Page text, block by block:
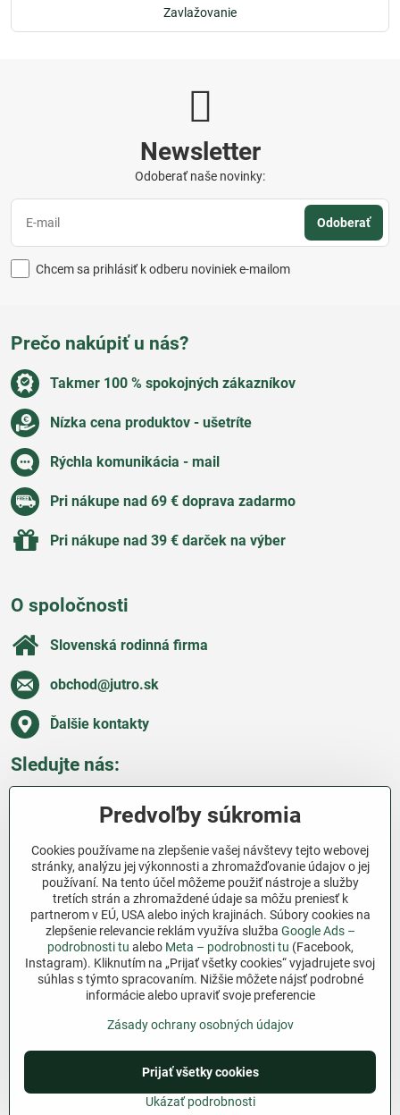
Zavlažovanie
Newsletter
Odoberať naše novinky:
Odoberať
Chcem sa prihlásiť k odberu noviniek e-mailom
Prečo nakúpiť u nás?
Takmer 100 % spokojných zákazníkov
Nízka cena produktov - ušetríte
Rýchla komunikácia - mail
Pri nákupe nad 69 € doprava zadarmo
Pri nákupe nad 39 € darček na výber
O spoločnosti
Slovenská rodinná firma
obchod​@jutro​.sk
Ďalšie kontakty
Sledujte nás:
Všetko o nákupe
Ďakujeme za podporu
Sme slovenský e-shop bez dotácií​. Fungujeme len
vďaka vám – ľuďom, ktorí veria v poctivú prácu a
lásku k pôde​. Každý nákup na Jutro​.sk nám pomáha
pokračovať v tom, čo má zmysel – pomáhať
záhradkárom zadarmo a srdcom​.
©2026Copyright
Predvoľby súkromiaZásady ochrany osobných údajov
Vytvorené pomocou:BiznisWeb.sk
Predvoľby súkromia
Cookies používame na zlepšenie vašej návštevy tejto webovej
stránky, analýzu jej výkonnosti a zhromažďovanie údajov o jej
používaní. Na tento účel môžeme použiť nástroje a služby
tretích strán a zhromaždené údaje sa môžu preniesť k
partnerom v EÚ, USA alebo iných krajinách. Súbory cookies na
zlepšenie relevancie reklám využíva služba Google Ads –
podrobnosti tu alebo Meta – podrobnosti tu (Facebook,
Instagram). Kliknutím na „Prijať všetky cookies“ vyjadrujete svoj
súhlas s týmto spracovaním. Nižšie môžete nájsť podrobné
informácie alebo upraviť svoje preferencie
Zásady ochrany osobných údajov
Ukázať podrobnosti
Prijať všetky cookies